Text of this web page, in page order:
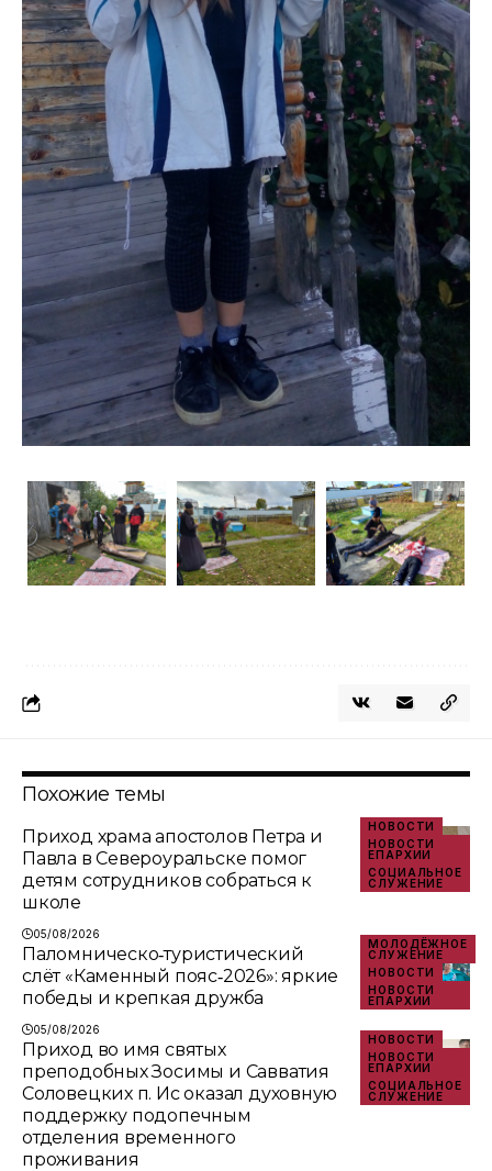
Похожие темы
НОВОСТИ
НОВОСТИ
ЕПАРХИИ
СОЦИАЛЬНОЕ
СЛУЖЕНИЕ
Приход храма апостолов Петра и
Павла в Североуральске помог
детям сотрудников собраться к
школе
05/08/2026
МОЛОДЁЖНОЕ
СЛУЖЕНИЕ
НОВОСТИ
НОВОСТИ
ЕПАРХИИ
Паломническо‑туристический
слёт «Каменный пояс‑2026»: яркие
победы и крепкая дружба
05/08/2026
НОВОСТИ
НОВОСТИ
ЕПАРХИИ
СОЦИАЛЬНОЕ
СЛУЖЕНИЕ
Приход во имя святых
преподобных Зосимы и Савватия
Соловецких п. Ис оказал духовную
поддержку подопечным
отделения временного
проживания